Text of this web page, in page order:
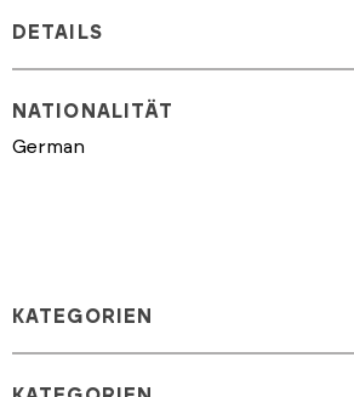
DETAILS
NATIONALITÄT
German
KATEGORIEN